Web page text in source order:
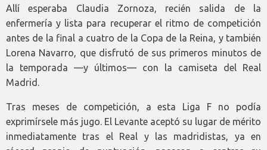
Allí esperaba Claudia Zornoza, recién salida de la
enfermería y lista para recuperar el ritmo de competición
antes de la final a cuatro de la Copa de la Reina, y también
Lorena Navarro, que disfrutó de sus primeros minutos de
la temporada —y últimos— con la camiseta del Real
Madrid.
Tras meses de competición, a esta Liga F no podía
exprimírsele más jugo. El Levante aceptó su lugar de mérito
inmediatamente tras el Real y las madridistas, ya en